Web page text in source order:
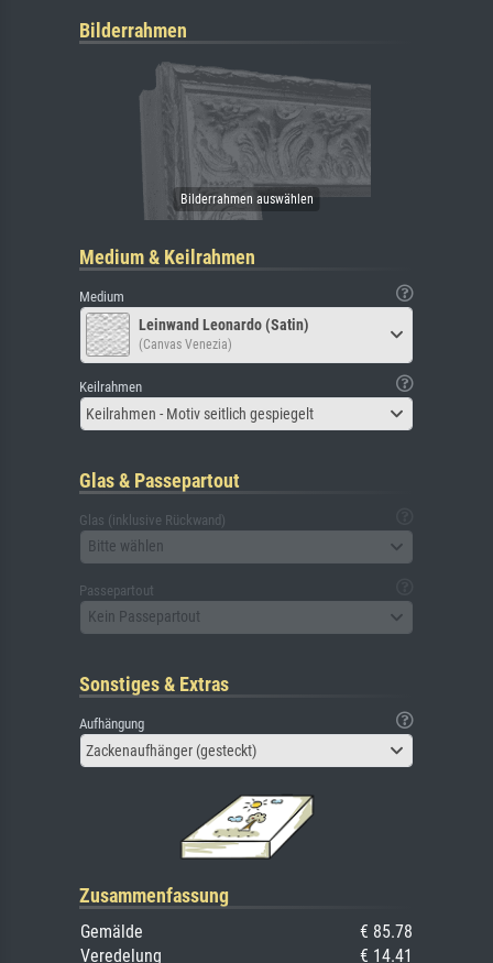
Bilderrahmen
Medium & Keilrahmen
Medium
Leinwand Leonardo (Satin)
(Canvas Venezia)
Keilrahmen
Keilrahmen - Motiv seitlich gespiegelt
Glas & Passepartout
Glas (inklusive Rückwand)
Bitte wählen
Passepartout
Kein Passepartout
Sonstiges & Extras
Aufhängung
Zackenaufhänger (gesteckt)
Zusammenfassung
Gemälde
€ 85.78
Veredelung
€ 14.41